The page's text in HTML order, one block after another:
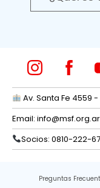
Av. Santa Fe 4559 -
Email: info@msf.org.ar
Socios: 0810-222-
Preguntas